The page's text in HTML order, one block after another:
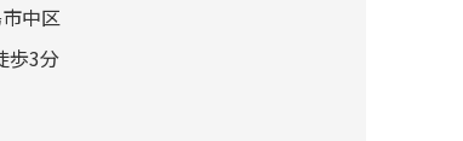
中区
歩3分